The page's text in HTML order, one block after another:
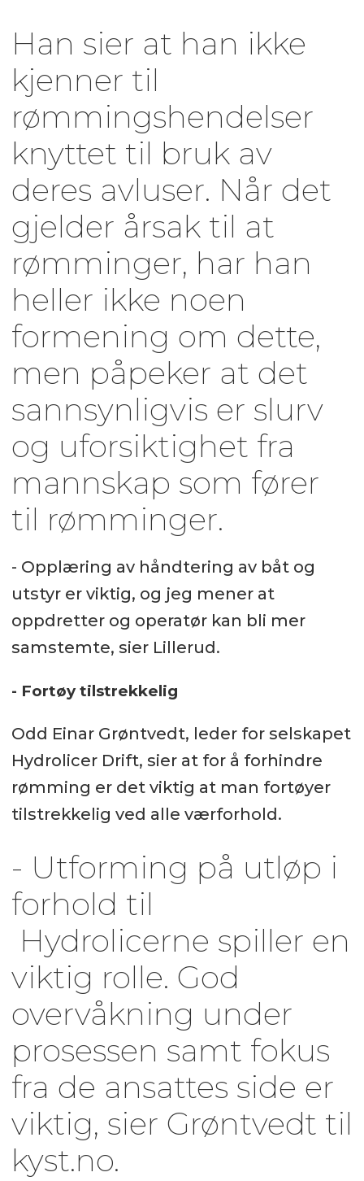
Han sier at han ikke
kjenner til
rømmingshendelser
knyttet til bruk av
deres avluser. Når det
gjelder årsak til at
rømminger, har han
heller ikke noen
formening om dette,
men påpeker at det
sannsynligvis er slurv
og uforsiktighet fra
mannskap som fører
til rømminger.
- Opplæring av håndtering av båt og
utstyr er viktig, og jeg mener at
oppdretter og operatør kan bli mer
samstemte, sier Lillerud.
- Fortøy tilstrekkelig
Odd Einar Grøntvedt, leder for selskapet
Hydrolicer Drift, sier at for å forhindre
rømming er det viktig at man fortøyer
tilstrekkelig ved alle værforhold.
- Utforming på utløp i
forhold til
Hydrolicerne spiller en
viktig rolle. God
overvåkning under
prosessen samt fokus
fra de ansattes side er
viktig, sier Grøntvedt til
kyst.no.